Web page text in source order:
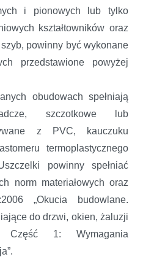
i pionowych lub tylko
kształtowników oraz
powinny być wykonane
przedstawione powyżej
obudowach spełniają
szczotkowe lub
z PVC, kauczuku
termoplastycznego
powinny spełniać
norm materiałowych oraz
„Okucia budowlane.
do drzwi, okien, żaluzji
Część 1: Wymagania